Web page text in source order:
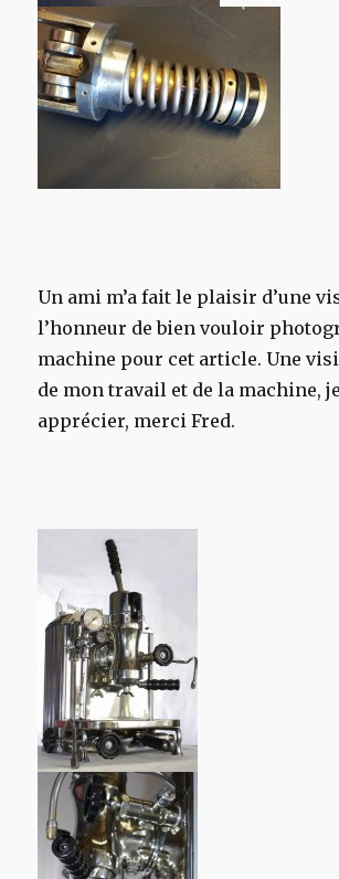
Un ami m’a fait le plaisir d’une
l’honneur de bien vouloir
machine pour cet article. Une
de mon travail et de la machine,
apprécier, merci Fred.